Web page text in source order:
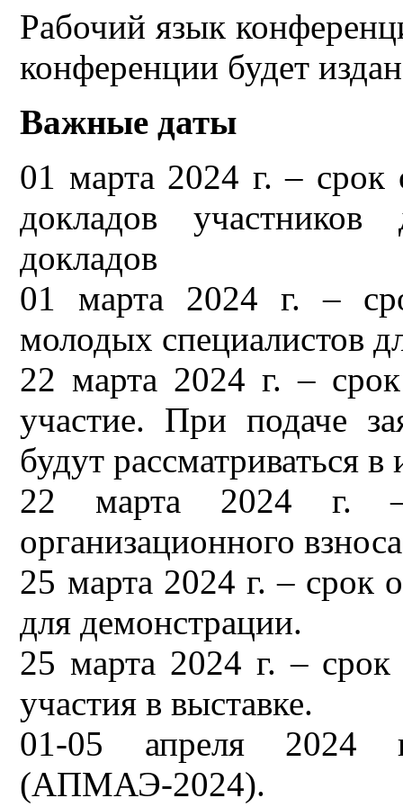
Рабочий язык
конференции будет
Важные даты
01 марта 2024 г. – срок
докладов
докладов
01 марта 2024 г. –
молодых специалистов
22 марта 2024 г. –
участие. При подаче
будут рассматриваться
22 марта 2024 г. –
организационного
25 марта 2024 г. – срок
для демонстрации.
25 марта 2024 г. – срок
участия в выставке.
01-05 апреля 2024
(АПМАЭ-2024).